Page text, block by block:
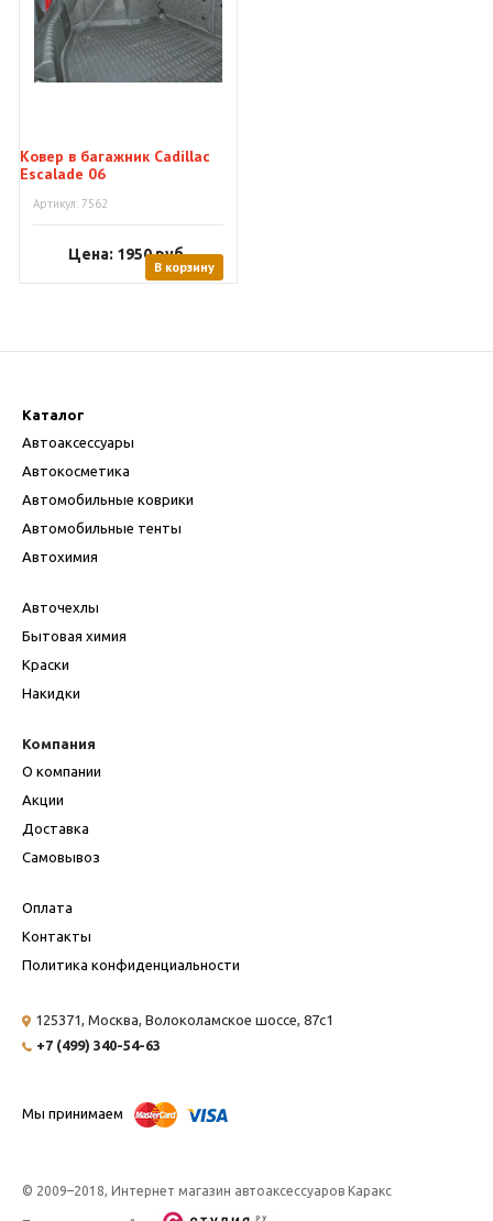
Ковер в багажник Cadillac
Escalade 06
Артикул: 7562
Цена: 1950руб.
В корзину
Каталог
Автоаксессуары
Автокосметика
Автомобильные коврики
Автомобильные тенты
Автохимия
Авточехлы
Бытовая химия
Краски
Накидки
Компания
О компании
Акции
Доставка
Самовывоз
Оплата
Контакты
Политика конфиденциальности
125371, Москва, Волоколамское шоссе, 87с1
+7 (499) 340-54-63
Мы принимаем
© 2009–2018, Интернет магазин автоаксессуаров Каракс